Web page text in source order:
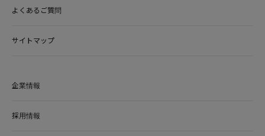
よくあるご質問
サイトマップ
企業情報
採用情報